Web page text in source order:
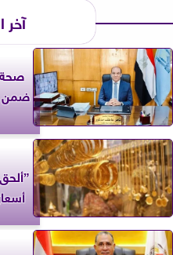
آخر
صحة
ضمن